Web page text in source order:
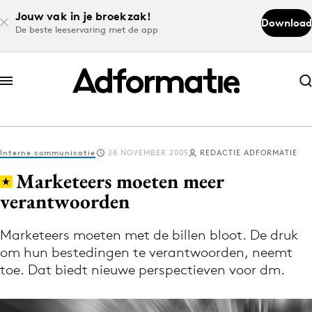
Jouw vak in je broekzak!
De beste leeservaring met de app
Download
Abonneer nu
Abonneer nu
Log in
Volg het laatste nieuws via de Adformatie
Nieuws app
Interne communicatie 28 NOVEMBER 2005 REDACTIE ADFORMATIE
Marketeers moeten meer
verantwoorden
Marketeers moeten met de billen bloot. De druk
om hun bestedingen te verantwoorden, neemt
toe. Dat biedt nieuwe perspectieven voor dm.